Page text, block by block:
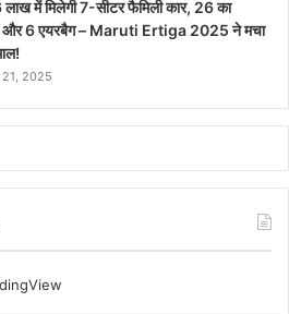
में मिलेगी 7-सीटर फैमिली कार, 26 का
और 6 एयरबैग – Maruti Ertiga 2025 ने मचा
21, 2025